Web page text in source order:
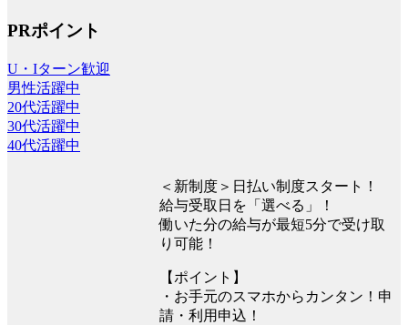
PRポイント
U・Iターン歓迎
男性活躍中
20代活躍中
30代活躍中
40代活躍中
＜新制度＞日払い制度スタート！
給与受取日を「選べる」！
働いた分の給与が最短5分で受け取
り可能！
【ポイント】
・お手元のスマホからカンタン！申
請・利用申込！